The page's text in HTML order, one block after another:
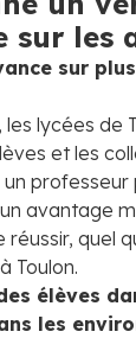
sur les
sur
lycées de
et les
avantage
réussir, quel
Toulon.
élèves
les